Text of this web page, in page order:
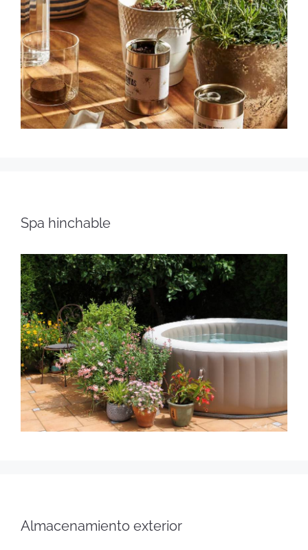
Spa hinchable
Almacenamiento exterior